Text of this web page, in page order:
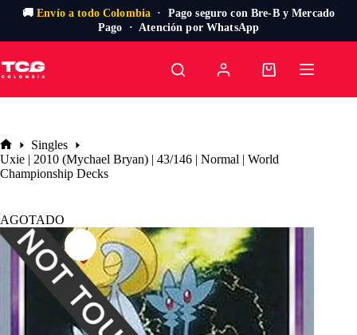
🚚Envío a todo Colombia · Pago seguro con Bre-B y Mercado
Pago · Atención por WhatsApp
al
contenido
Carro
Inicio
Singles
Uxie | 2010 (Mychael Bryan) | 43/146 | Normal | World
Championship Decks
AGOTADO